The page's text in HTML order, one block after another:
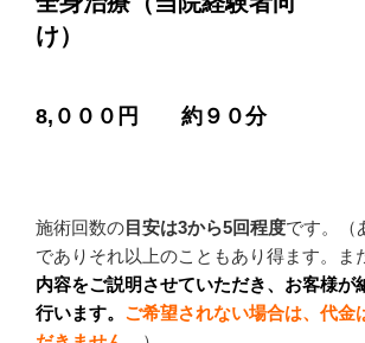
け）
8,０００円 約９０分
施術回数の目安は3から5回程度です。（
でありそれ以上のこともあり得ます。ま
内容をご説明させていただき、お客様が
行います。 ご希望されない場合は、代金